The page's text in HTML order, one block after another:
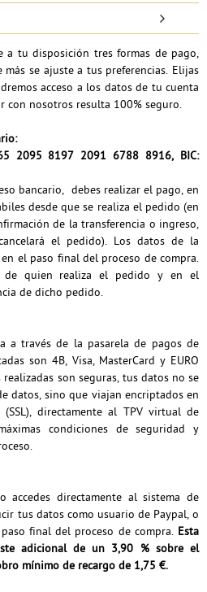
a tu disposición tres formas de pago,
se ajuste a tus preferencias. Elijas
acceso a los datos de tu cuenta
con nosotros resulta 100% seguro.
2095 8197 2091 6788 8916, BIC:
bancario, debes realizar el pago, en
desde que se realiza el pedido (en
de la transferencia o ingreso,
el pedido). Los datos de la
el paso final del proceso de compra.
de quien realiza el pedido y en el
de dicho pedido.
a través de la pasarela de pagos de
son 4B, Visa, MasterCard y EURO
son seguras, tus datos no se
datos, sino que viajan encriptados en
directamente al TPV virtual de
condiciones de seguridad y
accedes directamente al sistema de
tus datos como usuario de Paypal, o
final del proceso de compra. Esta
adicional de un 3,90 % sobre el
mínimo de recargo de 1,75 €.